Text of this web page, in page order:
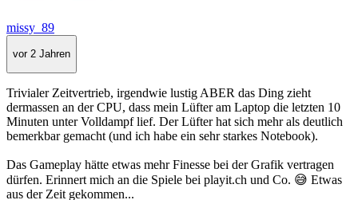
missy_89
vor 2 Jahren
Trivialer Zeitvertrieb, irgendwie lustig ABER das Ding zieht
dermassen an der CPU, dass mein Lüfter am Laptop die letzten 10
Minuten unter Volldampf lief. Der Lüfter hat sich mehr als deutlich
bemerkbar gemacht (und ich habe ein sehr starkes Notebook).
Das Gameplay hätte etwas mehr Finesse bei der Grafik vertragen
dürfen. Erinnert mich an die Spiele bei playit.ch und Co. 😅 Etwas
aus der Zeit gekommen...